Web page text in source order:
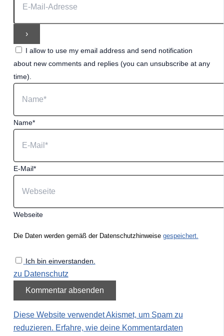
I allow to use my email address and send notification
about new comments and replies (you can unsubscribe at any
time).
Name*
E-Mail*
Webseite
Die Daten werden gemäß der Datenschutzhinweise gespeichert.
Ich bin einverstanden.
zu Datenschutz
Diese Website verwendet Akismet, um Spam zu
reduzieren. Erfahre, wie deine Kommentardaten